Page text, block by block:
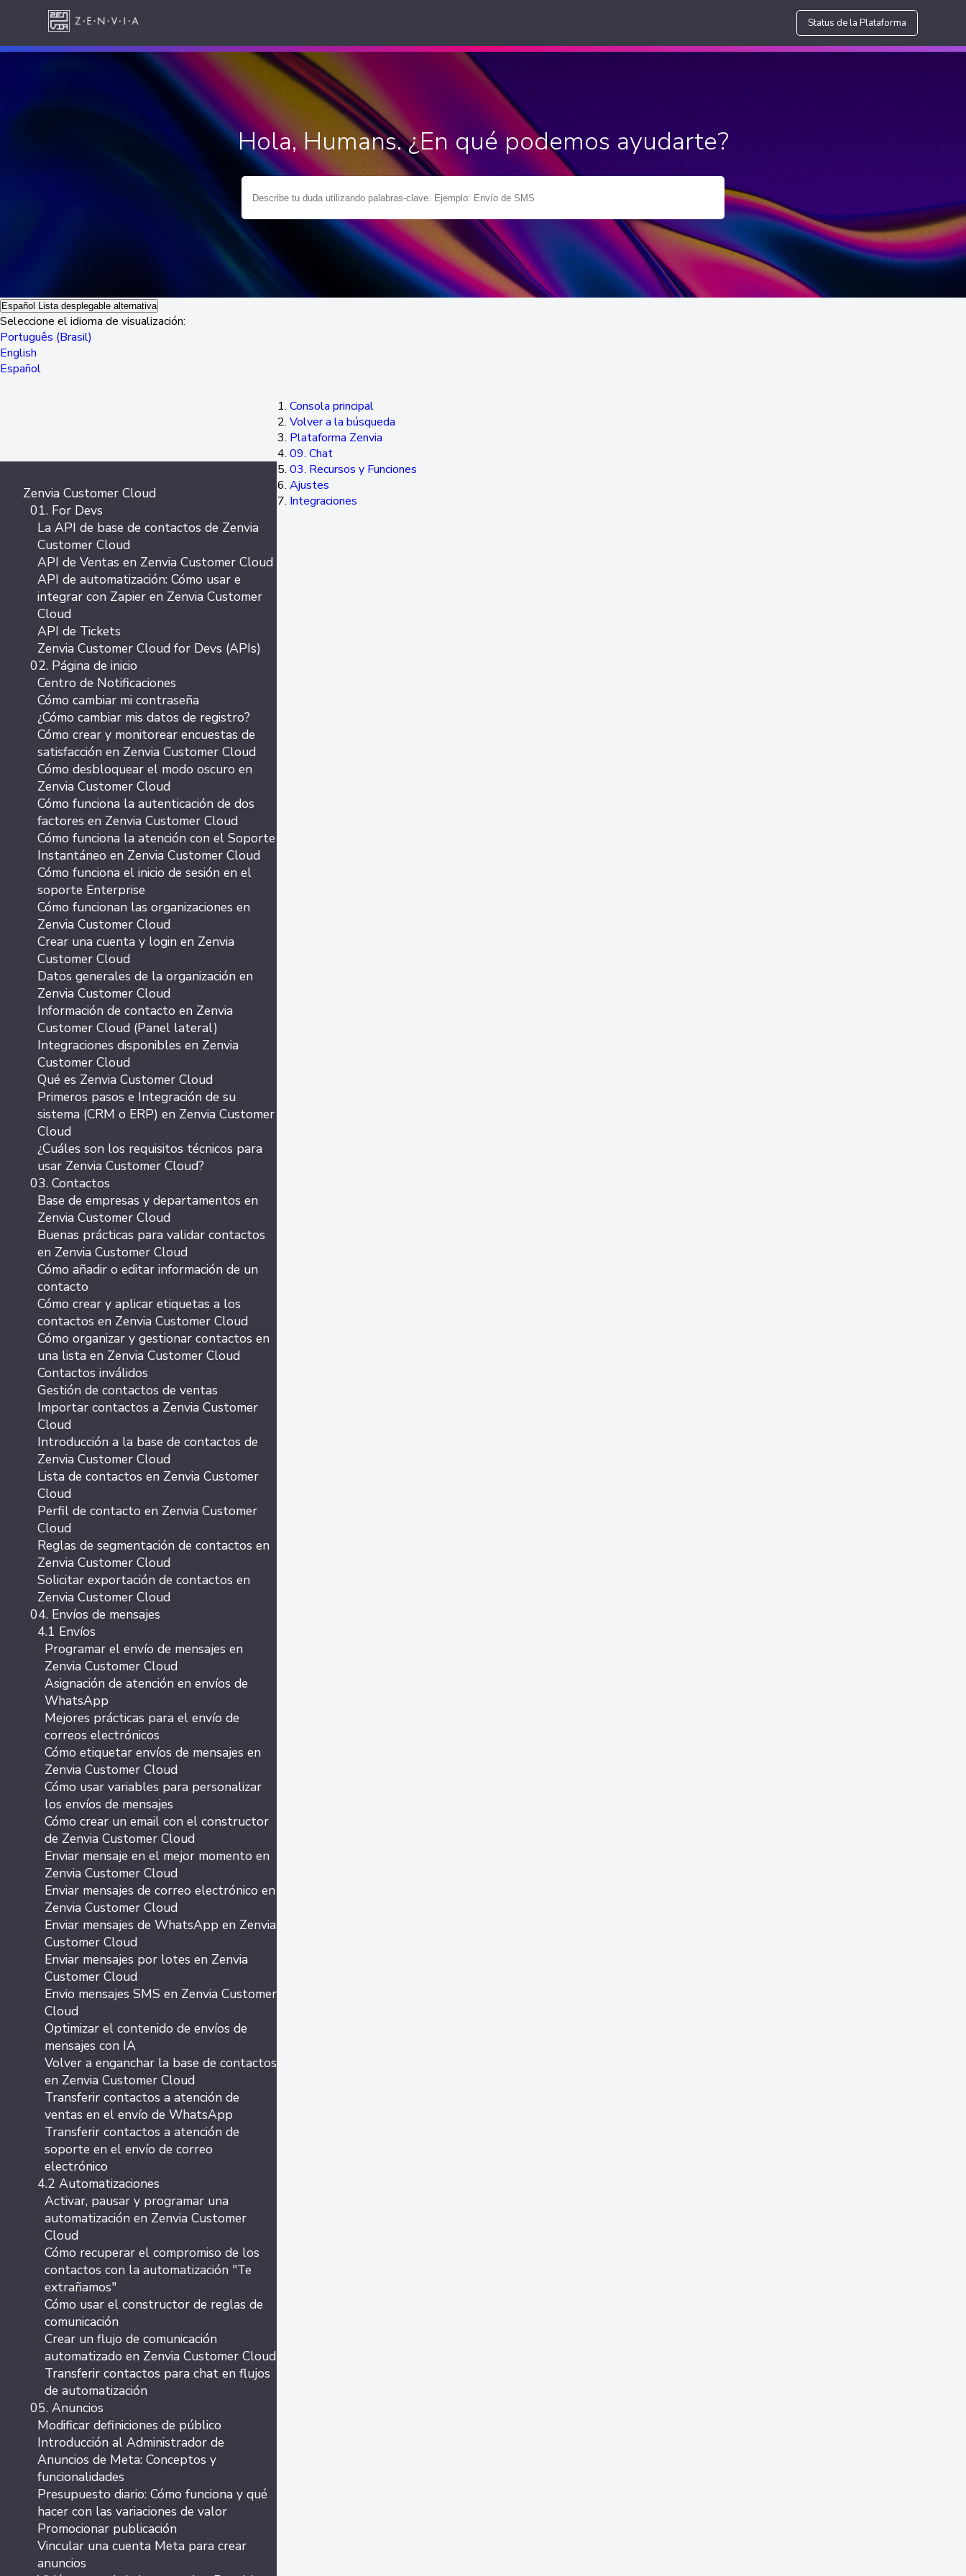
Status de la Plataforma
Hola, Humans. ¿En qué podemos ayudarte?
Español Lista desplegable alternativa
Seleccione el idioma de visualización:
Português (Brasil)
English
Español
Consola principal
Volver a la búsqueda
Plataforma Zenvia
09. Chat
03. Recursos y Funciones
Ajustes
Integraciones
Zenvia Customer Cloud
01. For Devs
La API de base de contactos de Zenvia
Customer Cloud
API de Ventas en Zenvia Customer Cloud
API de automatización: Cómo usar e
integrar con Zapier en Zenvia Customer
Cloud
API de Tickets
Zenvia Customer Cloud for Devs (APIs)
02. Página de inicio
Centro de Notificaciones
Cómo cambiar mi contraseña
¿Cómo cambiar mis datos de registro?
Cómo crear y monitorear encuestas de
satisfacción en Zenvia Customer Cloud
Cómo desbloquear el modo oscuro en
Zenvia Customer Cloud
Cómo funciona la autenticación de dos
factores en Zenvia Customer Cloud
Cómo funciona la atención con el Soporte
Instantáneo en Zenvia Customer Cloud
Cómo funciona el inicio de sesión en el
soporte Enterprise
Cómo funcionan las organizaciones en
Zenvia Customer Cloud
Crear una cuenta y login en Zenvia
Customer Cloud
Datos generales de la organización en
Zenvia Customer Cloud
Información de contacto en Zenvia
Customer Cloud (Panel lateral)
Integraciones disponibles en Zenvia
Customer Cloud
Qué es Zenvia Customer Cloud
Primeros pasos e Integración de su
sistema (CRM o ERP) en Zenvia Customer
Cloud
¿Cuáles son los requisitos técnicos para
usar Zenvia Customer Cloud?
03. Contactos
Base de empresas y departamentos en
Zenvia Customer Cloud
Buenas prácticas para validar contactos
en Zenvia Customer Cloud
Cómo añadir o editar información de un
contacto
Cómo crear y aplicar etiquetas a los
contactos en Zenvia Customer Cloud
Cómo organizar y gestionar contactos en
una lista en Zenvia Customer Cloud
Contactos inválidos
Gestión de contactos de ventas
Importar contactos a Zenvia Customer
Cloud
Introducción a la base de contactos de
Zenvia Customer Cloud
Lista de contactos en Zenvia Customer
Cloud
Perfil de contacto en Zenvia Customer
Cloud
Reglas de segmentación de contactos en
Zenvia Customer Cloud
Solicitar exportación de contactos en
Zenvia Customer Cloud
04. Envíos de mensajes
4.1 Envíos
Programar el envío de mensajes en
Zenvia Customer Cloud
Asignación de atención en envíos de
WhatsApp
Mejores prácticas para el envío de
correos electrónicos
Cómo etiquetar envíos de mensajes en
Zenvia Customer Cloud
Cómo usar variables para personalizar
los envíos de mensajes
Cómo crear un email con el constructor
de Zenvia Customer Cloud
Enviar mensaje en el mejor momento en
Zenvia Customer Cloud
Enviar mensajes de correo electrónico en
Zenvia Customer Cloud
Enviar mensajes de WhatsApp en Zenvia
Customer Cloud
Enviar mensajes por lotes en Zenvia
Customer Cloud
Envio mensajes SMS en Zenvia Customer
Cloud
Optimizar el contenido de envíos de
mensajes con IA
Volver a enganchar la base de contactos
en Zenvia Customer Cloud
Transferir contactos a atención de
ventas en el envío de WhatsApp
Transferir contactos a atención de
soporte en el envío de correo
electrónico
4.2 Automatizaciones
Activar, pausar y programar una
automatización en Zenvia Customer
Cloud
Cómo recuperar el compromiso de los
contactos con la automatización "Te
extrañamos"
Cómo usar el constructor de reglas de
comunicación
Crear un flujo de comunicación
automatizado en Zenvia Customer Cloud
Transferir contactos para chat en flujos
de automatización
05. Anuncios
Modificar definiciones de público
Introducción al Administrador de
Anuncios de Meta: Conceptos y
funcionalidades
Presupuesto diario: Cómo funciona y qué
hacer con las variaciones de valor
Promocionar publicación
Vincular una cuenta Meta para crear
anuncios